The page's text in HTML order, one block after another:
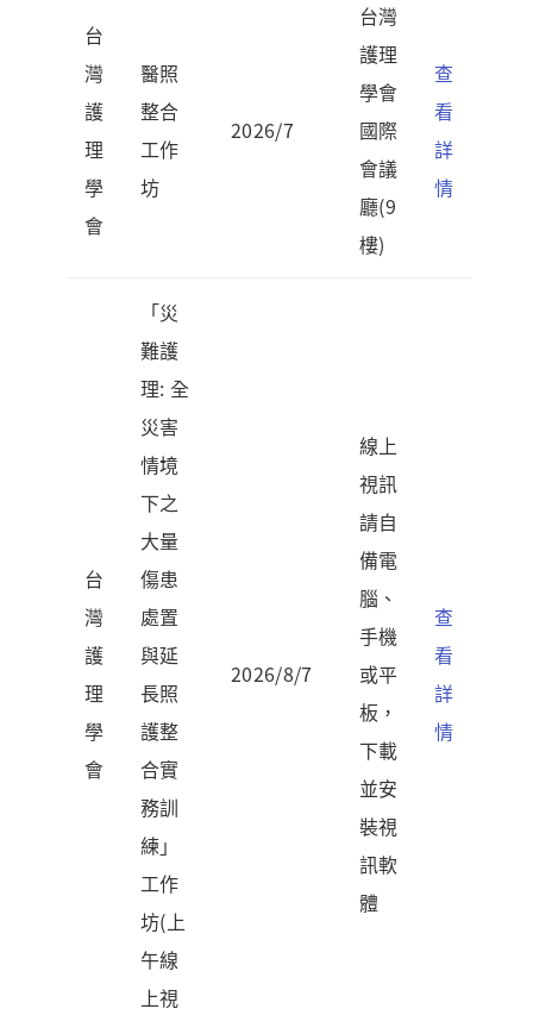
台
灣
護
理
學
會
醫照
整合
工作
坊
2026/7
台灣
護理
學會
國際
會議
廳(9
樓)
查
看
詳
情
台
灣
護
理
學
會
「災
難護
理: 全
災害
情境
下之
大量
傷患
處置
與延
長照
護整
合實
務訓
練」
工作
坊(上
午線
上視
2026/8/7
線上
視訊
請自
備電
腦、
手機
或平
板，
下載
並安
裝視
訊軟
體
查
看
詳
情